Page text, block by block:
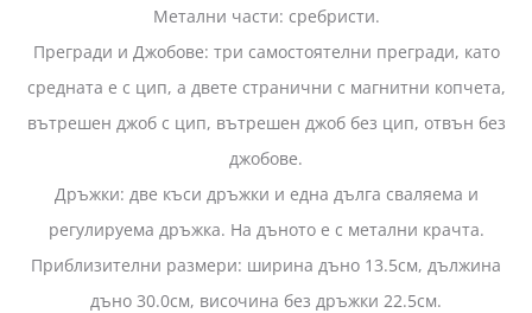
Метални части: сребристи.
Прегради и Джобове: три самостоятелни прегради, като
средната е с цип, а двете странични с магнитни копчета,
вътрешен джоб с цип, вътрешен джоб без цип, отвън без
джобове.
Дръжки: две къси дръжки и една дълга сваляема и
регулируема дръжка. На дъното е с метални крачта.
Приблизителни размери: ширина дъно 13.5см, дължина
дъно 30.0см, височина без дръжки 22.5см.